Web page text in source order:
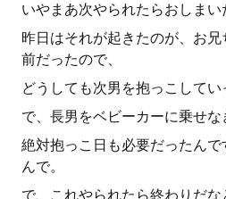
いやまあ次やられたらおしまい
昨日はそれが起きたのが、お兄
前だったので、
どうしても次男を抱っこしてい
で、長男をベビーカーに乗せな
絶対抱っこ日も必要だったん
んで。
で、これやられたら終わりだな